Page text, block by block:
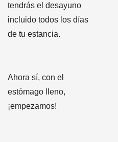
tendrás el desayuno
incluido todos los días
de tu estancia.
Ahora sí, con el
estómago lleno,
¡empezamos!